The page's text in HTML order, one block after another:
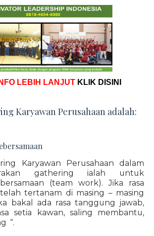
LEBIH LANJUT KLIK DISINI
Karyawan Perusahaan adalah:
Karyawan Perusahaan dalam
gathering ialah untuk
(team work). Jika rasa
tertanam di masing – masing
bakal ada rasa tanggung jawab,
setia kawan, saling membantu,
“.